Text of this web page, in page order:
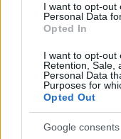
I want to opt-out
Personal Data
Opted In
I want to opt-out
Retention, Sale,
Personal Data
Purposes for
Opted Out
Google consents
spontán ...